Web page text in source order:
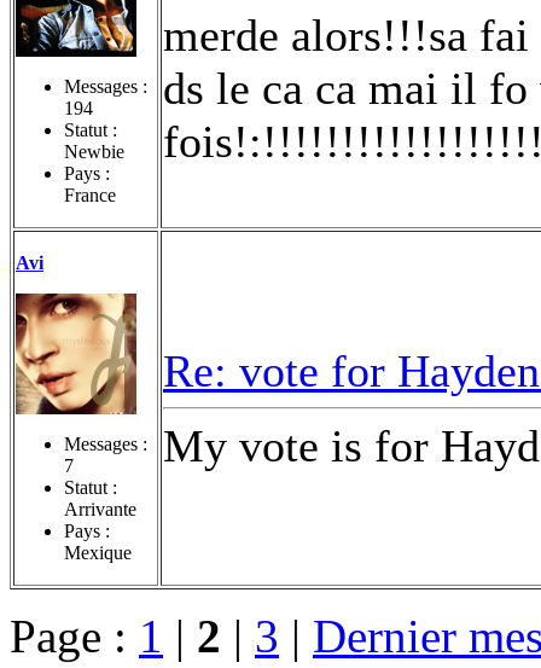
Messages :
194
Statut :
Newbie
Pays :
France
merde alors!!!sa
ds le ca ca mai il
Avi
Messages :
7
Statut :
Arrivante
Pays :
Mexique
Re: vote for
My vote is for
Page : 1 | 2 | 3 | Dernier